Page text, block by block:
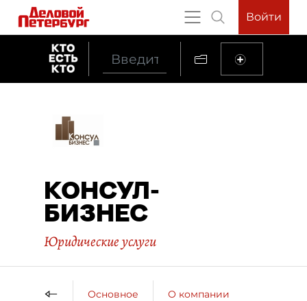
Войти
КОНСУЛ-
БИЗНЕС
Юридические услуги
Основное О компании